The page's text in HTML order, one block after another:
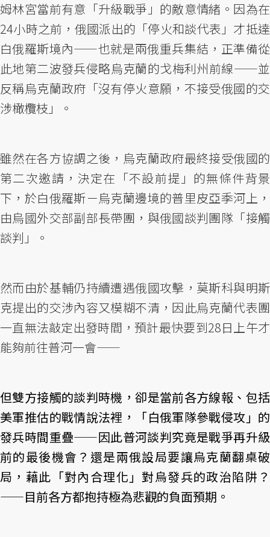
姆林宮當前有意「升級戰爭」的敵意情緒。因為在
24小時之前，俄國派出的「停火和談代表」才抵達
白俄羅斯境內——也就是兩俄重兵集結，正準備從
此地第二波發兵侵略烏克蘭的戈梅利州前線——並
反稱烏克蘭政府「沒有停火意願，不接受俄國的交
涉橄欖枝」。
雖然在各方協調之後，烏克蘭政府最終接受俄國的
第二次邀請，決定在「不設前提」的無條件背景
下，於白俄羅斯－烏克蘭邊境的普里皮亞季河上，
由烏國外交部副部長帶團，與俄國談判團隊「接觸
談判」。
然而由於基輔仍持續遭遇俄國攻擊，莫斯科與明斯
克提出的交涉內容又模糊不清，因此烏克蘭代表團
一直無法敲定出發時間，預計最快要到28日上午才
能夠前往普河一會——
但雙方接觸的談判時機，卻是當前各方線報、包括
美軍推估的戰情說法裡，「白俄軍隊參戰侵攻」的
發兵時間重疊——因此普河談判究竟是戰爭再升級
前的最後機會？還是兩俄設局要讓烏克蘭翻桌破
局，藉此「對內合理化」對烏發兵的政治陷阱？
——目前各方都抱持極為悲觀的負面預期。